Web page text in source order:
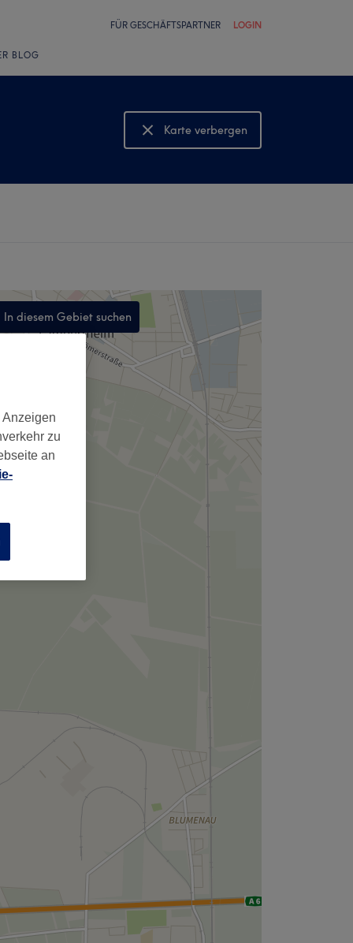
FÜR GESCHÄFTSPARTNER LOGIN
BLOG
Karte verbergen
Karte anzeigen
In diesem Gebiet suchen
zu
an